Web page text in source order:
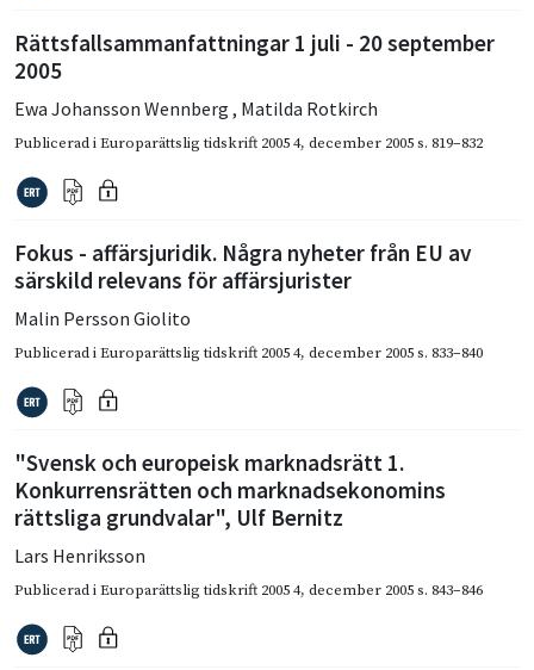
Rättsfallsammanfattningar 1 juli - 20 september
2005
Ewa Johansson Wennberg , Matilda Rotkirch
Publicerad iEuroparättslig tidskrift 2005 4, december 2005s. 819–832
Fokus - affärsjuridik. Några nyheter från EU av
särskild relevans för affärsjurister
Malin Persson Giolito
Publicerad iEuroparättslig tidskrift 2005 4, december 2005s. 833–840
"Svensk och europeisk marknadsrätt 1.
Konkurrensrätten och marknadsekonomins
rättsliga grundvalar", Ulf Bernitz
Lars Henriksson
Publicerad iEuroparättslig tidskrift 2005 4, december 2005s. 843–846